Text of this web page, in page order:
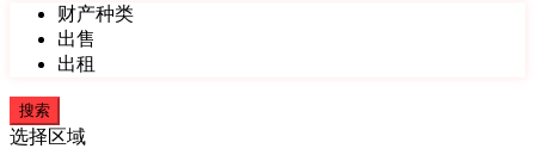
财产种类
出售
出租
选择区域